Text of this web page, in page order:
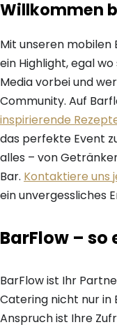
Willkommen
Mit unseren mobilen
ein Highlight, egal
Media vorbei und
Community. Auf
inspirierende
das perfekte Event
alles – von
Bar. Kontaktiere uns
ein unvergessliches
BarFlow – so
BarFlow ist Ihr
Catering nicht nur in
Anspruch ist Ihre